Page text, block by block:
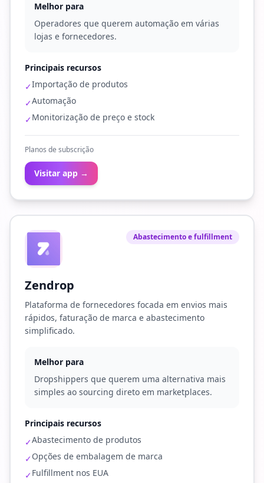
Melhor para
Operadores que querem automação em várias
lojas e fornecedores.
Principais recursos
✓Importação de produtos
✓Automação
✓Monitorização de preço e stock
Planos de subscrição
Visitar app →
Abastecimento e fulfillment
Zendrop
Plataforma de fornecedores focada em envios mais
rápidos, faturação de marca e abastecimento
simplificado.
Melhor para
Dropshippers que querem uma alternativa mais
simples ao sourcing direto em marketplaces.
Principais recursos
✓Abastecimento de produtos
✓Opções de embalagem de marca
✓Fulfillment nos EUA